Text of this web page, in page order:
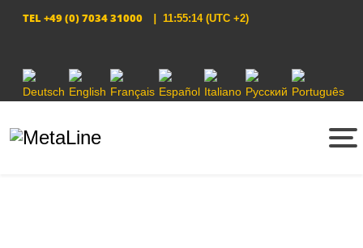
TEL +49 (0) 7034 31000 | 11:55:14 (UTC +2)
Sprache auswählen